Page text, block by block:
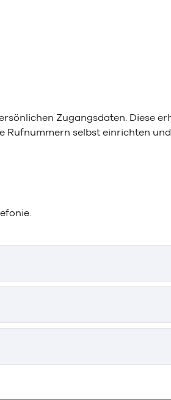
Zugangsdaten. Diese
Rufnummern selbst einrichten